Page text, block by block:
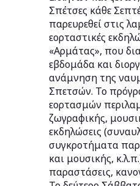
Σπέτσες κάθε
παρευρεθεί στις
εορταστικές
«Αρμάτας», που
εβδομάδα και
ανάμνηση της
Σπετσών. Το
εορτασμών
ζωγραφικής,
εκδηλώσεις
συγκροτήματα
και μουσικής,
παραστάσεις,